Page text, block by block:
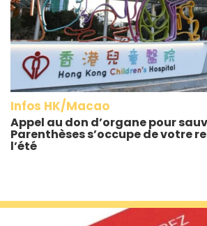
Infos HK/Macao
Appel au don d’organe pour
Parenthèses s’occupe de votre
l’été